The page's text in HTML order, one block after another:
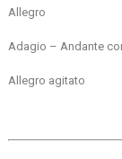
Allegro
Adagio – Andante
Allegro agitato